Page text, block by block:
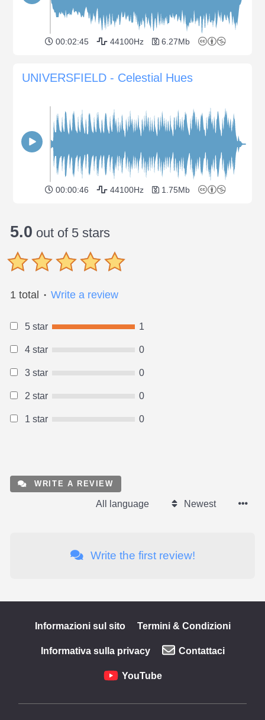
00:02:45 44100Hz 6.27Mb
UNIVERSFIELD - Celestial Hues
00:00:46 44100Hz 1.75Mb
5.0 out of 5 stars
1 total ● Write a review
5 star 1
4 star 0
3 star 0
2 star 0
1 star 0
WRITE A REVIEW
All language Newest
Write the first review!
Informazioni sul sito Termini & Condizioni
Informativa sulla privacy Contattaci
YouTube